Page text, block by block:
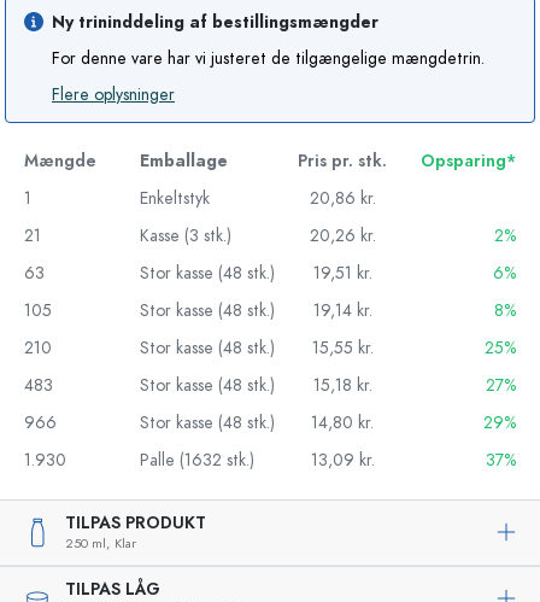
Ny trininddeling af bestillingsmængder
For denne vare har vi justeret de tilgængelige mængdetrin.
Flere oplysninger
Mængde Emballage Pris pr. stk.
Opsparing*
1
Enkeltstyk
20,86 kr.
21
Kasse (3 stk.) 20,26 kr.
2%
63
Stor kasse (48 stk.) 19,51 kr.
6%
105
Stor kasse (48 stk.) 19,14 kr.
8%
210
Stor kasse (48 stk.) 15,55 kr.
25%
483
Stor kasse (48 stk.) 15,18 kr.
27%
966
Stor kasse (48 stk.) 14,80 kr.
29%
1.930
Palle (1632 stk.) 13,09 kr. 37%
TILPAS PRODUKT
250 ml, Klar
TILPAS LÅG